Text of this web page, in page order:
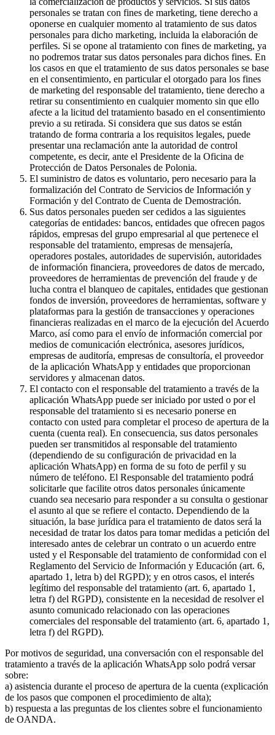
personales se tratan con fines de marketing, tiene derecho a
oponerse en cualquier momento al tratamiento de sus datos
personales para dicho marketing, incluida la elaboración de
perfiles. Si se opone al tratamiento con fines de marketing, ya
no podremos tratar sus datos personales para dichos fines. En
los casos en que el tratamiento de sus datos personales se base
en el consentimiento, en particular el otorgado para los fines
de marketing del responsable del tratamiento, tiene derecho a
retirar su consentimiento en cualquier momento sin que ello
afecte a la licitud del tratamiento basado en el consentimiento
previo a su retirada. Si considera que sus datos se están
tratando de forma contraria a los requisitos legales, puede
presentar una reclamación ante la autoridad de control
competente, es decir, ante el Presidente de la Oficina de
Protección de Datos Personales de Polonia.
El suministro de datos es voluntario, pero necesario para la
formalización del Contrato de Servicios de Información y
Formación y del Contrato de Cuenta de Demostración.
Sus datos personales pueden ser cedidos a las siguientes
categorías de entidades: bancos, entidades que ofrecen pagos
rápidos, empresas del grupo empresarial al que pertenece el
responsable del tratamiento, empresas de mensajería,
operadores postales, autoridades de supervisión, autoridades
de información financiera, proveedores de datos de mercado,
proveedores de herramientas de prevención del fraude y de
lucha contra el blanqueo de capitales, entidades que gestionan
fondos de inversión, proveedores de herramientas, software y
plataformas para la gestión de transacciones y operaciones
financieras realizadas en el marco de la ejecución del Acuerdo
Marco, así como para el envío de información comercial por
medios de comunicación electrónica, asesores jurídicos,
empresas de auditoría, empresas de consultoría, el proveedor
de la aplicación WhatsApp y entidades que proporcionan
servidores y almacenan datos.
El contacto con el responsable del tratamiento a través de la
aplicación WhatsApp puede ser iniciado por usted o por el
responsable del tratamiento si es necesario ponerse en
contacto con usted para completar el proceso de apertura de la
cuenta (cuenta real). En consecuencia, sus datos personales
pueden ser transmitidos al responsable del tratamiento
(dependiendo de su configuración de privacidad en la
aplicación WhatsApp) en forma de su foto de perfil y su
número de teléfono. El Responsable del tratamiento podrá
solicitarle que facilite otros datos personales únicamente
cuando sea necesario para responder a su consulta o gestionar
el asunto al que se refiere el contacto. Dependiendo de la
situación, la base jurídica para el tratamiento de datos será la
necesidad de tratar los datos para tomar medidas a petición del
interesado antes de celebrar un contrato o un acuerdo entre
usted y el Responsable del tratamiento de conformidad con el
Reglamento del Servicio de Información y Educación (art. 6,
apartado 1, letra b) del RGPD); y en otros casos, el interés
legítimo del responsable del tratamiento (art. 6, apartado 1,
letra f) del RGPD), consistente en la necesidad de resolver el
asunto comunicado relacionado con las operaciones
comerciales del responsable del tratamiento (art. 6, apartado 1,
letra f) del RGPD).
Por motivos de seguridad, una conversación con el responsable del
tratamiento a través de la aplicación WhatsApp solo podrá versar
sobre:
a) asistencia durante el proceso de apertura de la cuenta (explicación
de los pasos que componen el procedimiento de alta);
b) respuesta a las preguntas de los clientes sobre el funcionamiento
de OANDA.